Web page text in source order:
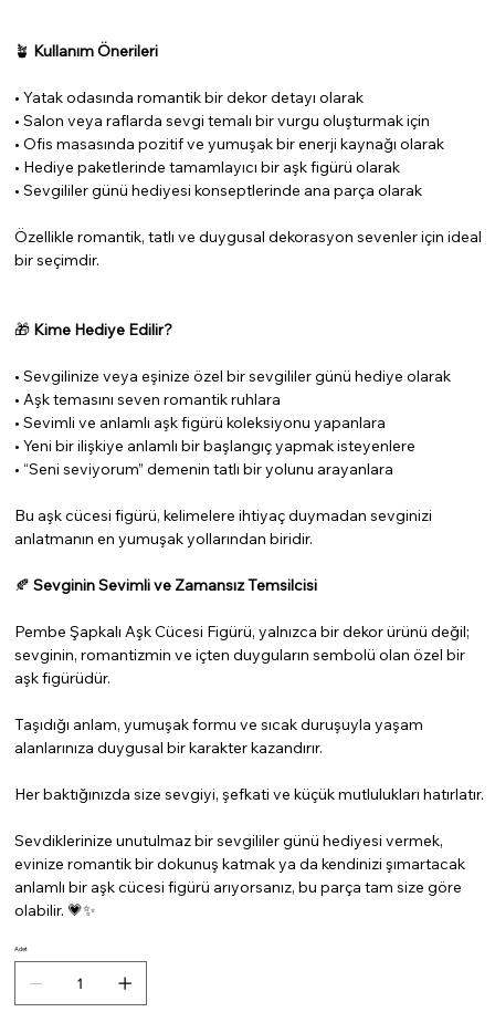
🪴 Kullanım Önerileri
• Yatak odasında romantik bir dekor detayı olarak
• Salon veya raflarda sevgi temalı bir vurgu oluşturmak için
• Ofis masasında pozitif ve yumuşak bir enerji kaynağı olarak
• Hediye paketlerinde tamamlayıcı bir aşk figürü olarak
• Sevgililer günü hediyesi konseptlerinde ana parça olarak
Özellikle romantik, tatlı ve duygusal dekorasyon sevenler için ideal
bir seçimdir.
🎁 Kime Hediye Edilir?
• Sevgilinize veya eşinize özel bir sevgililer günü hediye olarak
• Aşk temasını seven romantik ruhlara
• Sevimli ve anlamlı aşk figürü koleksiyonu yapanlara
• Yeni bir ilişkiye anlamlı bir başlangıç yapmak isteyenlere
• “Seni seviyorum” demenin tatlı bir yolunu arayanlara
Bu aşk cücesi figürü, kelimelere ihtiyaç duymadan sevginizi
anlatmanın en yumuşak yollarından biridir.
🍂 Sevginin Sevimli ve Zamansız Temsilcisi
Pembe Şapkalı Aşk Cücesi Figürü, yalnızca bir dekor ürünü değil;
sevginin, romantizmin ve içten duyguların sembolü olan özel bir
aşk figürüdür.
Taşıdığı anlam, yumuşak formu ve sıcak duruşuyla yaşam
alanlarınıza duygusal bir karakter kazandırır.
Her baktığınızda size sevgiyi, şefkati ve küçük mutlulukları hatırlatır.
Sevdiklerinize unutulmaz bir sevgililer günü hediyesi vermek,
evinize romantik bir dokunuş katmak ya da kendinizi şımartacak
anlamlı bir aşk cücesi figürü arıyorsanız, bu parça tam size göre
olabilir. 💗✨
Adet